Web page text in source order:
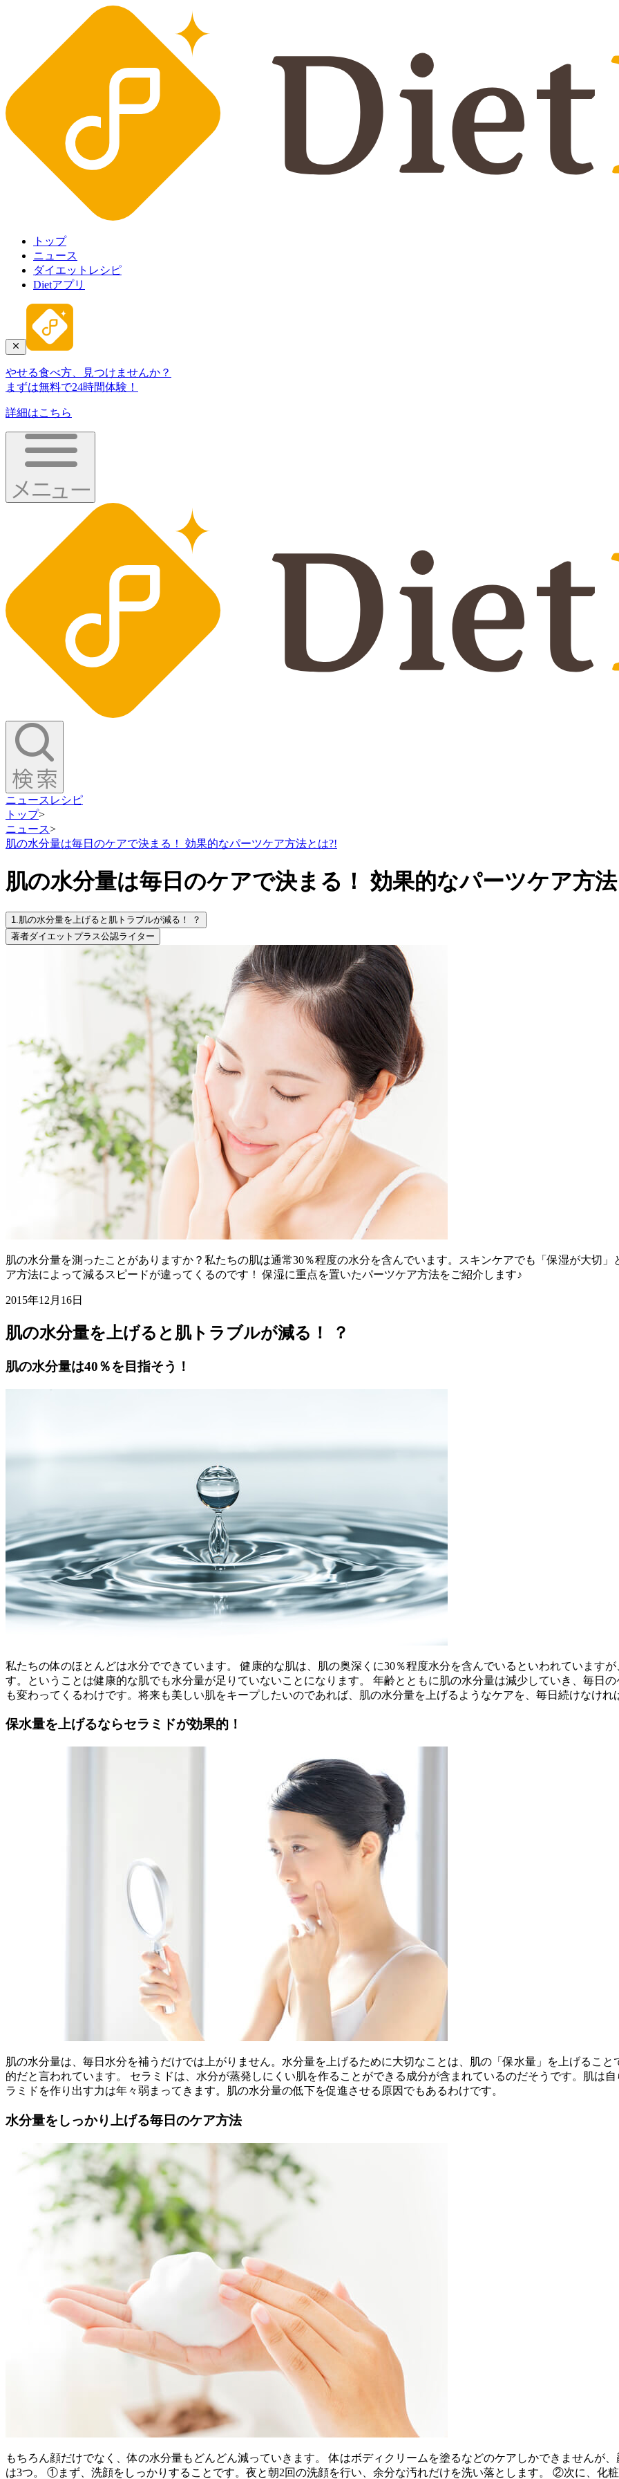
トップ
ニュース
ダイエットレシピ
Dietアプリ
やせる食べ方、見つけませんか？
まずは無料で24時間体験！
詳細はこちら
ニュース レシピ
トップ>
ニュース>
肌の水分量は毎日のケアで決まる！ 効果的なパーツケア方法とは?!
肌の水分量は毎日のケアで決まる！ 効果的なパーツケア方
1.肌の水分量を上げると肌トラブルが減る！ ？
著者ダイエットプラス公認ライター
肌の水分量を測ったことがありますか？私たちの肌は通常30％程度の水分を含んでいます。スキンケアでも「保湿が大切
ア方法によって減るスピードが違ってくるのです！ 保湿に重点を置いたパーツケア方法をご紹介します♪
2015年12月16日
肌の水分量を上げると肌トラブルが減る！ ？
肌の水分量は40％を目指そう！
私たちの体のほとんどは水分でできています。 健康的な肌は、肌の奥深くに30％程度水分を含んでいるといわれています
す。ということは健康的な肌でも水分量が足りていないことになります。 年齢とともに肌の水分量は減少していき、毎日
も変わってくるわけです。将来も美しい肌をキープしたいのであれば、肌の水分量を上げるようなケアを、毎日続けなけれ
保水量を上げるならセラミドが効果的！
肌の水分量は、毎日水分を補うだけでは上がりません。水分量を上げるために大切なことは、肌の「保水量」を上げるこ
的だと言われています。 セラミドは、水分が蒸発しにくい肌を作ることができる成分が含まれているのだそうです。肌は
ラミドを作り出す力は年々弱まってきます。肌の水分量の低下を促進させる原因でもあるわけです。
水分量をしっかり上げる毎日のケア方法
もちろん顔だけでなく、体の水分量もどんどん減っていきます。 体はボディクリームを塗るなどのケアしかできませんが
は3つ。 ①まず、洗顔をしっかりすることです。夜と朝2回の洗顔を行い、余分な汚れだけを洗い落とします。 ②次に、化